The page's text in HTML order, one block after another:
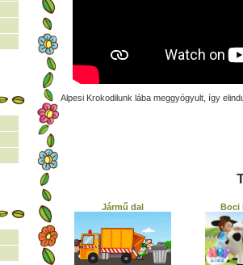
Alpesi Krokodilunk lába meggyógyult, így
Jármű dal Boci